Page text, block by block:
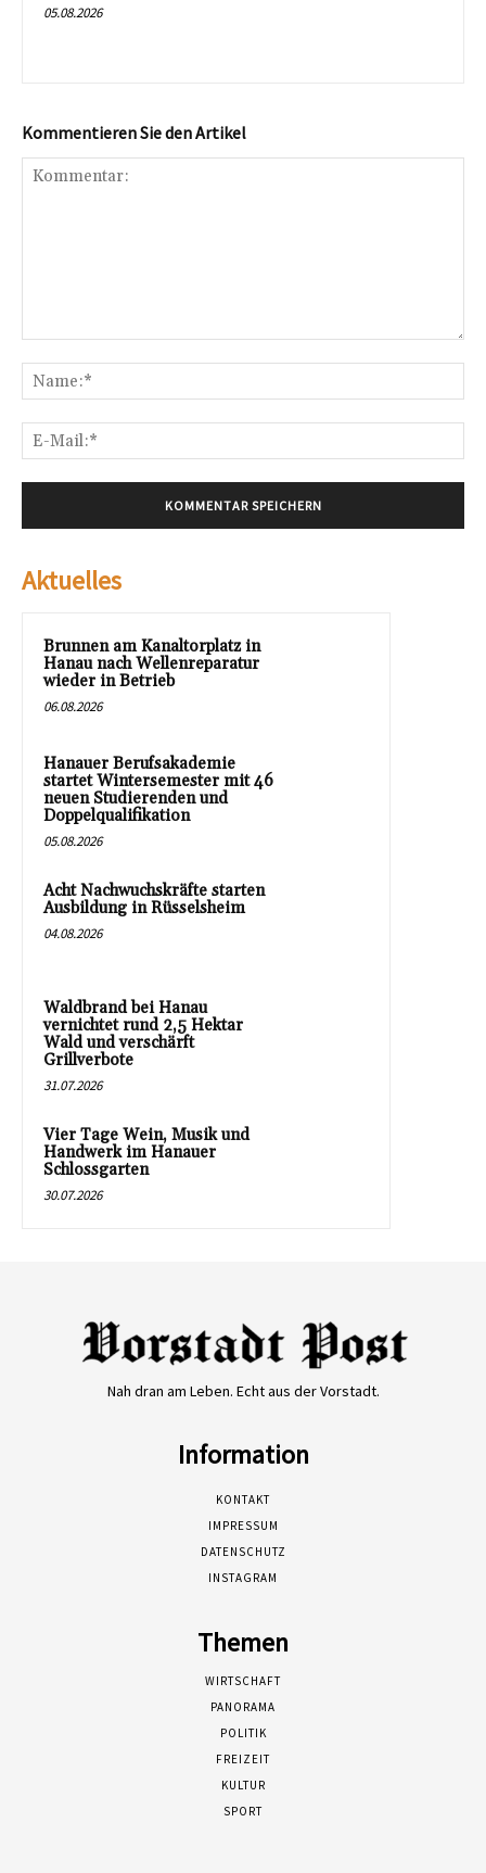
05.08.2026
Kommentieren Sie den Artikel
Aktuelles
Brunnen am Kanaltorplatz in
Hanau nach Wellenreparatur
wieder in Betrieb
06.08.2026
Hanauer Berufsakademie
startet Wintersemester mit 46
neuen Studierenden und
Doppelqualifikation
05.08.2026
Acht Nachwuchskräfte starten
Ausbildung in Rüsselsheim
04.08.2026
Waldbrand bei Hanau
vernichtet rund 2,5 Hektar
Wald und verschärft
Grillverbote
31.07.2026
Vier Tage Wein, Musik und
Handwerk im Hanauer
Schlossgarten
30.07.2026
Nah dran am Leben. Echt aus der Vorstadt.
Information
KONTAKT
IMPRESSUM
DATENSCHUTZ
INSTAGRAM
Themen
WIRTSCHAFT
PANORAMA
POLITIK
FREIZEIT
KULTUR
SPORT